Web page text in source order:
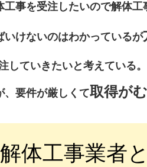
事を受注したいので解体工
けないのはわかっているが
していきたいと考えている。
要件が厳しくて取得が
解体工事業者